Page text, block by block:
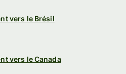
vers le Brésil
vers le Canada